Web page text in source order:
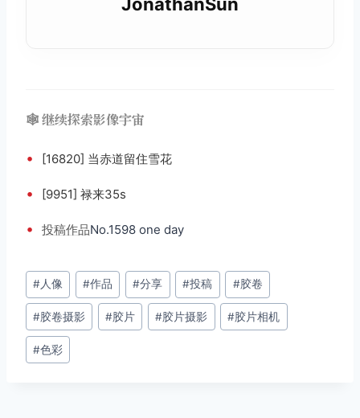
🕸️ 继续探索影像宇宙
• [16820] 当赤道留住雪花
• [9951] 禄来35s
• 投稿作品No.1598 one day
文
章
标
签：
#人像 #作品 #分享 #投稿 #胶卷
#胶卷摄影 #胶片 #胶片摄影 #胶片相机
#色彩